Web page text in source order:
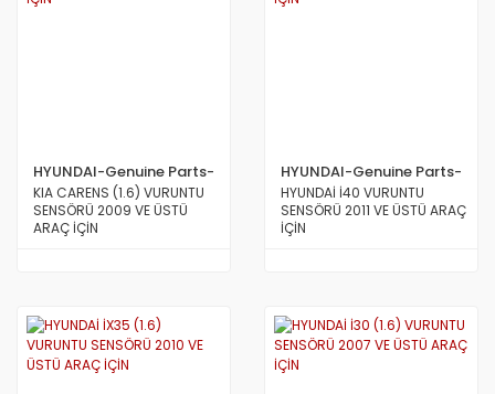
HYUNDAI-Genuine Parts-
MOBİS
KIA CARENS (1.6) VURUNTU
SENSÖRÜ 2009 VE ÜSTÜ
ARAÇ İÇİN
HYUNDAI-Genuine Parts-
MOBİS
HYUNDAİ İ40 VURUNTU
SENSÖRÜ 2011 VE ÜSTÜ ARAÇ
İÇİN